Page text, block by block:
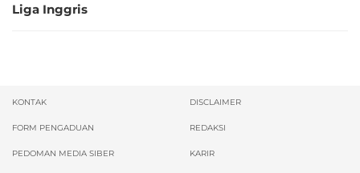
Liga Inggris
KONTAK DISCLAIMER
FORM PENGADUAN REDAKSI
PEDOMAN MEDIA SIBER KARIR